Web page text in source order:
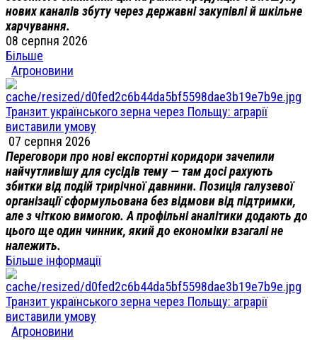
нових каналів збуту через державні закупівлі й шкільне
харчування.
08 серпня 2026
Більше
Агроновини
Транзит українського зерна через Польщу: аграрії
виставили умову
07 серпня 2026
Переговори про нові експортні коридори зачепили
найчутливішу для сусідів тему — там досі рахують
збитки від подій трирічної давнини. Позиція галузевої
організації сформульована без відмови від підтримки,
але з чіткою вимогою. А профільні аналітики додають до
цього ще один чинник, який до економіки взагалі не
належить.
Більше інформації
Транзит українського зерна через Польщу: аграрії
виставили умову
Агроновини